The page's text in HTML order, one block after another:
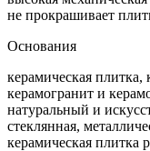
не прокрашивает
Основания
керамическая плитка,
керамогранит и
натуральный и
стеклянная,
керамическая плитка